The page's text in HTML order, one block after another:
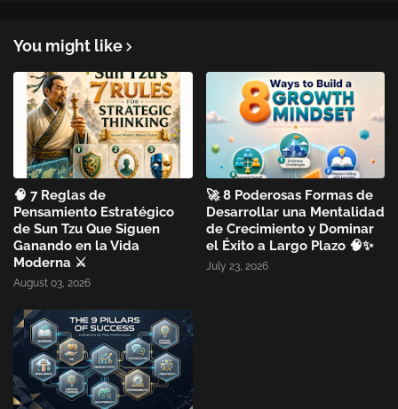
You might like
🧠 7 Reglas de
Pensamiento Estratégico
de Sun Tzu Que Siguen
Ganando en la Vida
Moderna ⚔️
August 03, 2026
🚀 8 Poderosas Formas de
Desarrollar una Mentalidad
de Crecimiento y Dominar
el Éxito a Largo Plazo 🧠✨
July 23, 2026